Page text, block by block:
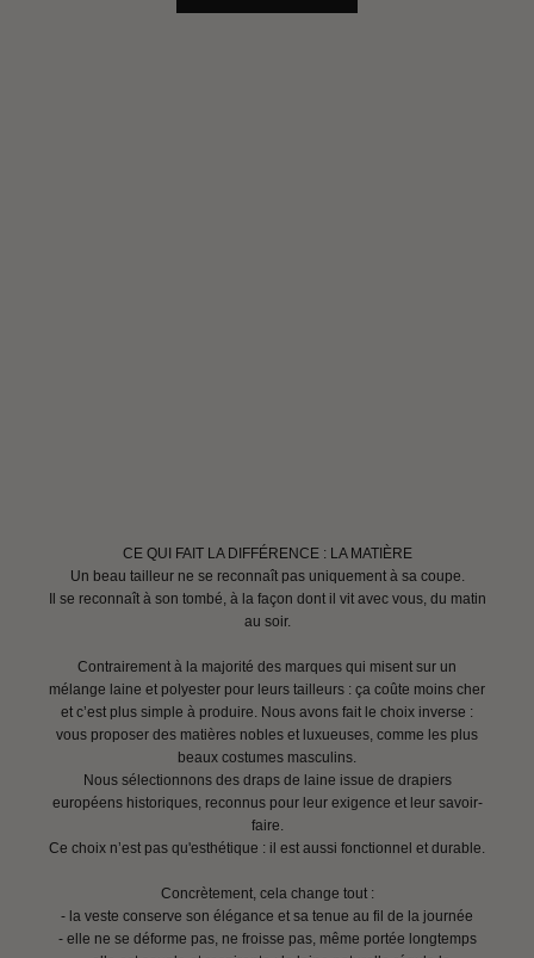
CE QUI FAIT LA DIFFÉRENCE : LA MATIÈRE
Un beau tailleur ne se reconnaît pas uniquement à sa coupe.
Il se reconnaît à son tombé, à la façon dont il vit avec vous, du matin
au soir.
Contrairement à la majorité des marques qui misent sur un
mélange laine et polyester pour leurs tailleurs : ça coûte moins cher
et c’est plus simple à produire. Nous avons fait le choix inverse :
vous proposer des matières nobles et luxueuses, comme les plus
beaux costumes masculins.
Nous sélectionnons des draps de laine issue de drapiers
européens historiques, reconnus pour leur exigence et leur savoir-
faire.
Ce choix n’est pas qu'esthétique : il est aussi fonctionnel et durable.
Concrètement, cela change tout :
- la veste conserve son élégance et sa tenue au fil de la journée
- elle ne se déforme pas, ne froisse pas, même portée longtemps